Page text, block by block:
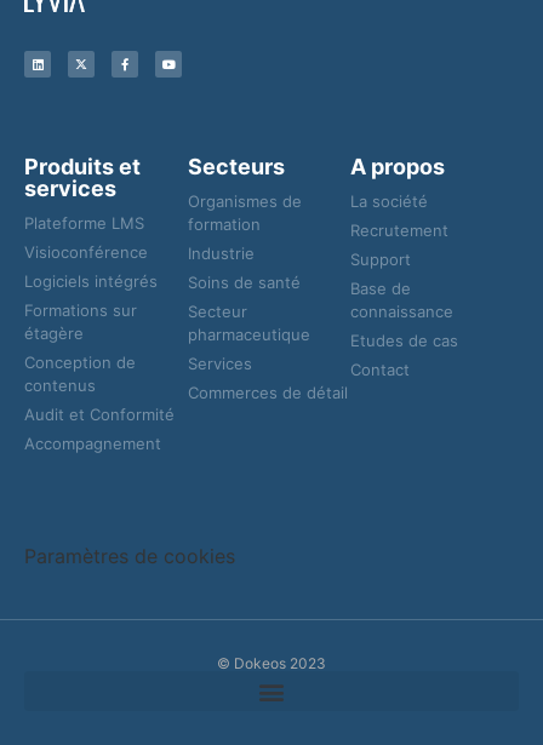
Produits et
services
Plateforme LMS
Visioconférence
Logiciels intégrés
Formations sur
étagère
Conception de
contenus
Audit et Conformité
Accompagnement
Secteurs
Organismes de
formation
Industrie
Soins de santé
Secteur
pharmaceutique
Services
Commerces de détail
A propos
La société
Recrutement
Support
Base de
connaissance
Etudes de cas
Contact
Paramètres de cookies
© Dokeos 2023